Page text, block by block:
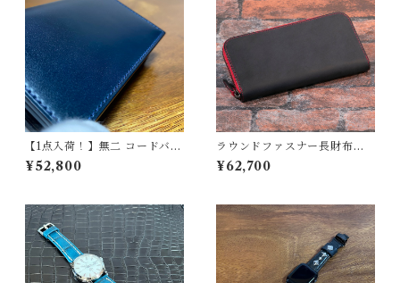
【1点入荷！】無二 コードバン
名刺入れ オイルコードバン ネ
イビー×ブラック｜新喜皮革製
¥52,800
ラウンドファスナー長財布
ブラック×レッド | HusH ハッ
シュ
¥62,700